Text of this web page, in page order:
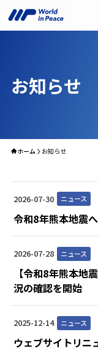
お知らせ
ホーム お知らせ
2026-07-30 ニュース
令和8年熊本地震
2026-07-28 ニュース
【令和8年熊本地
況の確認を開始
2025-12-14 ニュース
ウェブサイトリニ